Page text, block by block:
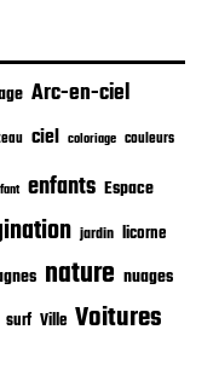
Arc-en-ciel
ciel coloriage couleurs
enfants Espace
jardin licorne
nature nuages
surf Ville Voitures